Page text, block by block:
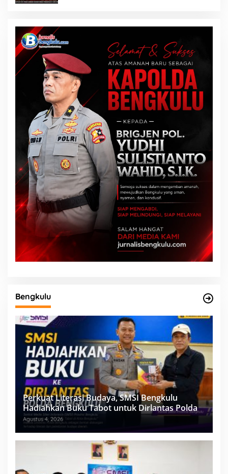
Bengkulu
Perkuat Literasi Budaya, SMSI Bengkulu
Hadiahkan Buku Tabot untuk Dirlantas Polda
Agustus 4, 2026